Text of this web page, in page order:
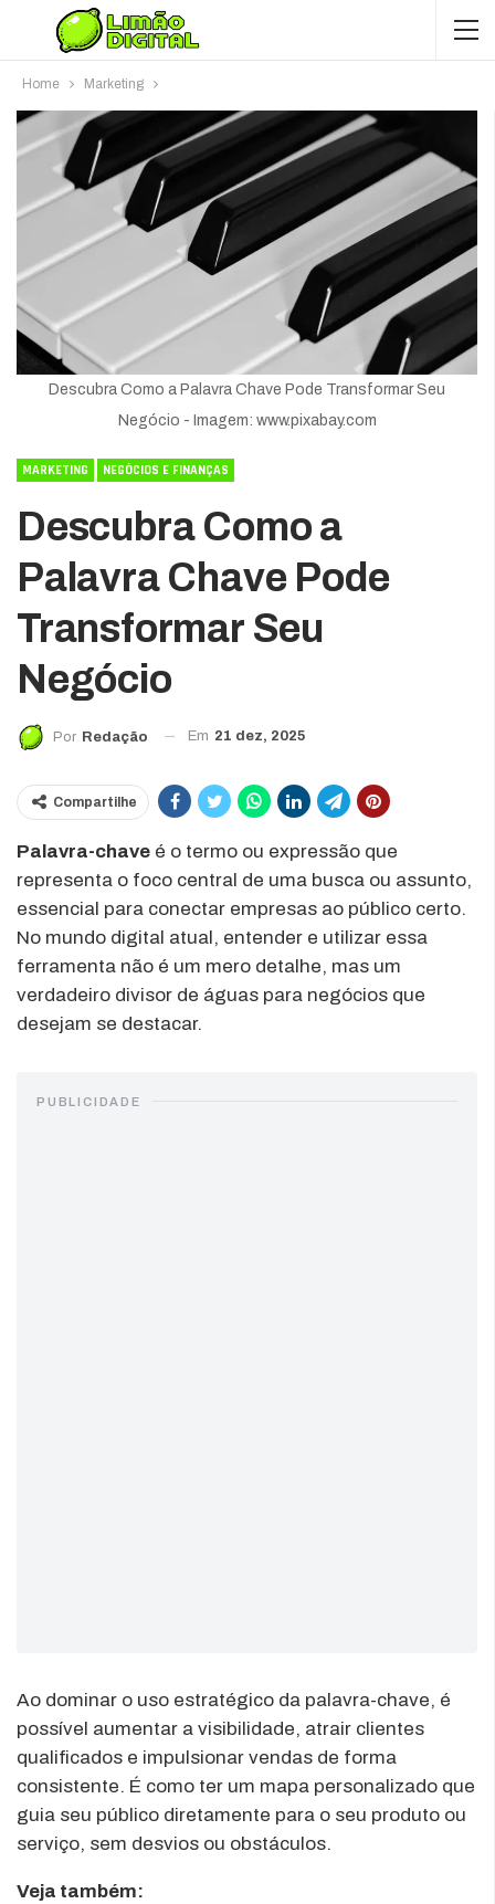
Home Marketing
Descubra Como a Palavra Chave Pode Transformar Seu
Negócio - Imagem: www.pixabay.com
MARKETING NEGÓCIOS E FINANÇAS
Descubra Como a
Palavra Chave Pode
Transformar Seu
Negócio
Por Redação Em 21 dez, 2025
Compartilhe
Palavra-chave é o termo ou expressão que
representa o foco central de uma busca ou assunto,
essencial para conectar empresas ao público certo.
No mundo digital atual, entender e utilizar essa
ferramenta não é um mero detalhe, mas um
verdadeiro divisor de águas para negócios que
desejam se destacar.
PUBLICIDADE
Ao dominar o uso estratégico da palavra-chave, é
possível aumentar a visibilidade, atrair clientes
qualificados e impulsionar vendas de forma
consistente. É como ter um mapa personalizado que
guia seu público diretamente para o seu produto ou
serviço, sem desvios ou obstáculos.
Veja também: